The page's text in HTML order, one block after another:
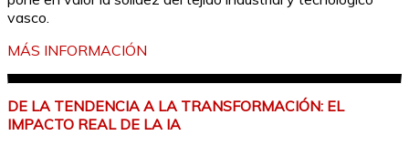
vasco.
MÁS INFORMACIÓN
DE LA TENDENCIA A LA TRANSFORMACIÓN: EL
IMPACTO REAL DE LA IA